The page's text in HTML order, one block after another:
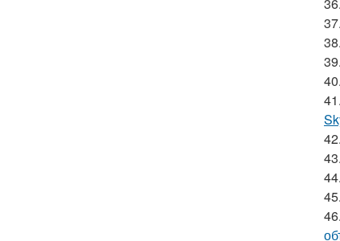
37.
38.
39.
40.
41.
42.
43.
44.
45.
46.